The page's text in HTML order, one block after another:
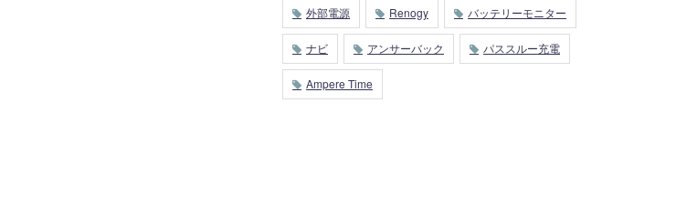
外部電源 Renogy バッテリーモニター
ナビ アンサーバック パススルー充電
Ampere Time